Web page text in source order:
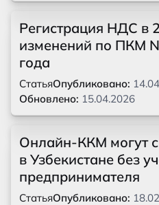
Регистрация НДС в
изменений по ПКМ
года
СтатьяОпубликовано:
Обновлено: 15.04.2026
Онлайн-ККМ могут
в Узбекистане без
предпринимателя
СтатьяОпубликовано: